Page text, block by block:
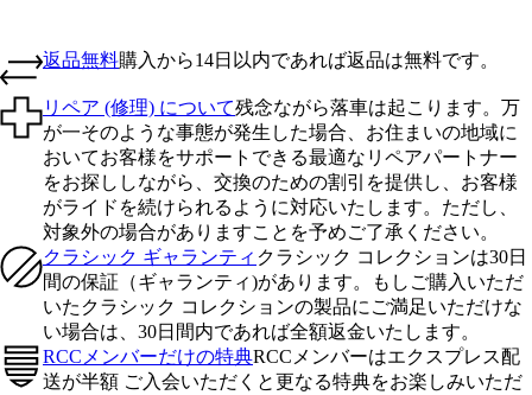
返品無料購入から14日以内であれば返品は無料です。
リペア (修理) について残念ながら落車は起こります。万
が一そのような事態が発生した場合、お住まいの地域に
おいてお客様をサポートできる最適なリペアパートナー
をお探ししながら、交換のための割引を提供し、お客様
がライドを続けられるように対応いたします。ただし、
対象外の場合がありますことを予めご了承ください。
クラシック ギャランティ クラシック コレクションは30日
間の保証（ギャランティ)があります。もしご購入いただ
いたクラシック コレクションの製品にご満足いただけな
い場合は、30日間内であれば全額返金いたします。
RCCメンバーだけの特典RCCメンバーはエクスプレス配
送が半額 ご入会いただくと更なる特典をお楽しみいただ